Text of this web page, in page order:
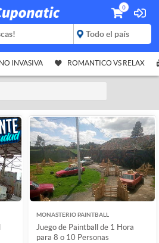
0
INVASIVA ROMANTICO VS RELAX
MONASTERIO PAINTBALL
Juego de Paintball de 1 Hora
para 8 o 10 Personas